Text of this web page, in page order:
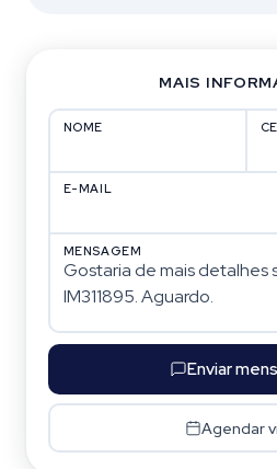
MAIS
NOME
E-MAIL
MENSAGEM
Enviar
Agendar